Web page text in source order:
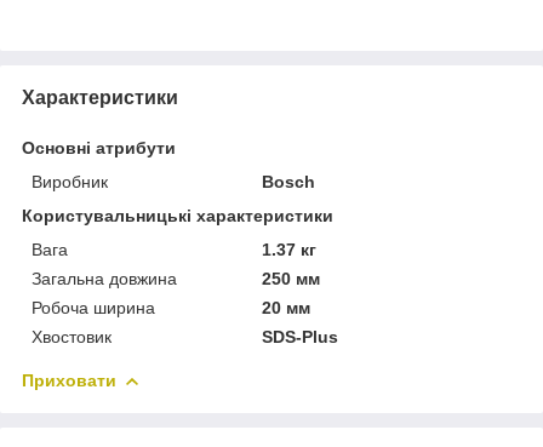
Характеристики
Основні атрибути
Виробник
Bosch
Користувальницькі характеристики
Вага
1.37 кг
Загальна довжина
250 мм
Робоча ширина
20 мм
Хвостовик
SDS-Plus
Приховати